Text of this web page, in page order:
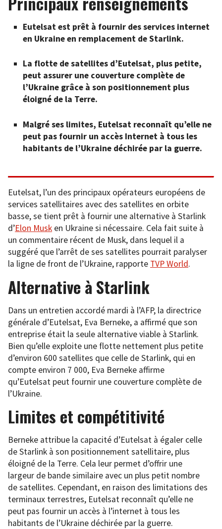
Eutelsat est prêt à fournir des services internet
en Ukraine en remplacement de Starlink.
La flotte de satellites d’Eutelsat, plus petite,
peut assurer une couverture complète de
l’Ukraine grâce à son positionnement plus
éloigné de la Terre.
Malgré ses limites, Eutelsat reconnaît qu’elle ne
peut pas fournir un accès Internet à tous les
habitants de l’Ukraine déchirée par la guerre.
Eutelsat, l’un des principaux opérateurs européens de
services satellitaires avec des satellites en orbite
basse, se tient prêt à fournir une alternative à Starlink
d’Elon Musk en Ukraine si nécessaire. Cela fait suite à
un commentaire récent de Musk, dans lequel il a
suggéré que l’arrêt de ses satellites pourrait paralyser
la ligne de front de l’Ukraine, rapporte TVP World.
Alternative à Starlink
Dans un entretien accordé mardi à l’AFP, la directrice
générale d’Eutelsat, Eva Berneke, a affirmé que son
entreprise était la seule alternative viable à Starlink.
Bien qu’elle exploite une flotte nettement plus petite
d’environ 600 satellites que celle de Starlink, qui en
compte environ 7 000, Eva Berneke affirme
qu’Eutelsat peut fournir une couverture complète de
l’Ukraine.
Limites et compétitivité
Berneke attribue la capacité d’Eutelsat à égaler celle
de Starlink à son positionnement satellitaire, plus
éloigné de la Terre. Cela leur permet d’offrir une
largeur de bande similaire avec un plus petit nombre
de satellites. Cependant, en raison des limitations des
terminaux terrestres, Eutelsat reconnaît qu’elle ne
peut pas fournir un accès à l’internet à tous les
habitants de l’Ukraine déchirée par la guerre.